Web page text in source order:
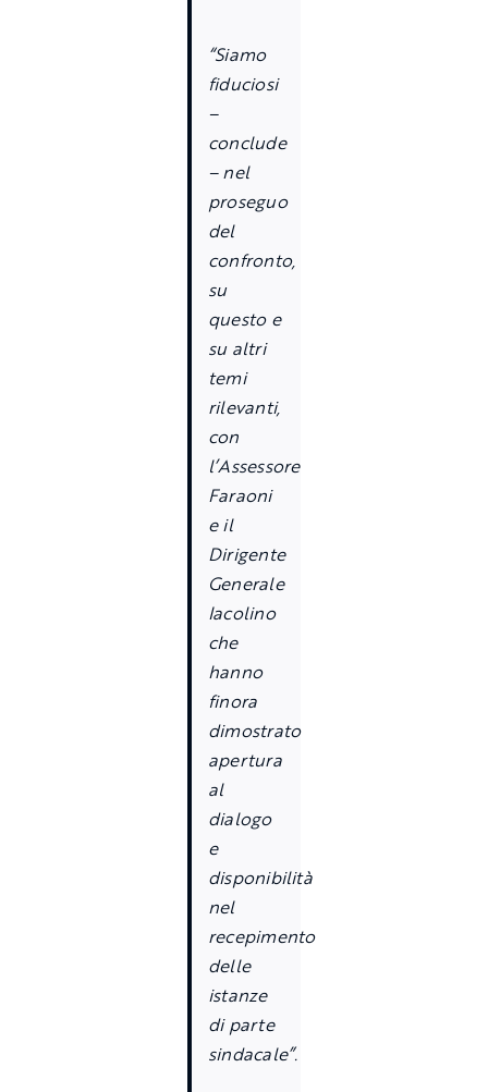
“Siamo
fiduciosi
–
conclude
–nel
proseguo
del
confronto,
su
questo e
su altri
temi
rilevanti,
con
l’Assessore
Faraoni
e il
Dirigente
Generale
Iacolino
che
hanno
finora
dimostrato
apertura
al
dialogo
e
disponibilità
nel
recepimento
delle
istanze
di parte
sindacale”.